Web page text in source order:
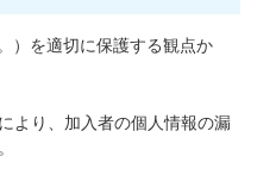
）を適切に保護する観点か
より、加入者の個人情報の漏